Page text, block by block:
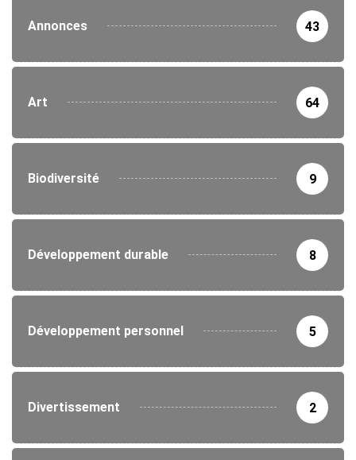
Annonces 43
Art 64
Biodiversité 9
Développement durable 8
Développement personnel 5
Divertissement 2